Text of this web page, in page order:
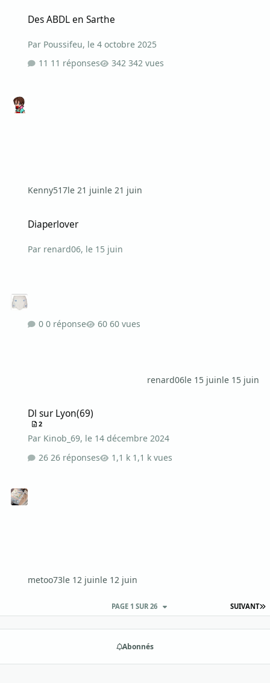
Des ABDL en Sarthe
Par Poussifeu, le 4 octobre 2025
11 réponses
342 vues
Kenny517le 21 juinle 21 juin
Diaperlover
Par renard06, le 15 juin
0 réponse 60 vues
renard06le 15 juinle 15 juin
Dl sur Lyon(69)
2
Par Kinob_69, le 14 décembre 2024
26 réponses
1,1 k vues
metoo73le 12 juinle 12 juin
SUIVANT
PAGE 1 SUR 26
Abonnés